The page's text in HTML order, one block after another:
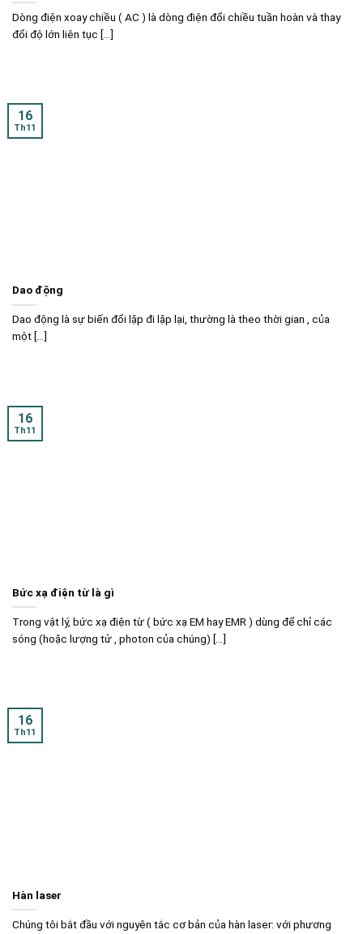
Dòng điện xoay chiều ( AC ) là dòng điện đổi chiều tuần hoàn và thay
đổi độ lớn liên tục [...]
Dao động
Dao động là sự biến đổi lặp đi lặp lại, thường là theo thời gian , của
một [...]
16
Th11
Bức xạ điện từ là gì
Trong vật lý, bức xạ điện từ ( bức xạ EM hay EMR ) dùng để chỉ các
sóng (hoặc lượng tử , photon của chúng) [...]
16
Th11
Hàn laser
Chúng tôi bắt đầu với nguyên tắc cơ bản của hàn laser: với phương
16
Th11